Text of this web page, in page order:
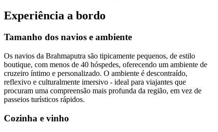
Experiência a bordo
Tamanho dos navios e ambiente
Os navios da Brahmaputra são tipicamente pequenos, de estilo
boutique, com menos de 40 hóspedes, oferecendo um ambiente de
cruzeiro íntimo e personalizado. O ambiente é descontraído,
reflexivo e culturalmente imersivo - ideal para viajantes que
procuram uma compreensão mais profunda da região, em vez de
passeios turísticos rápidos.
Cozinha e vinho